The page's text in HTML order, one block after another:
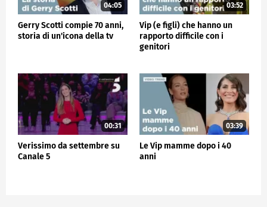
04:05
Gerry Scotti compie 70 anni,
storia di un'icona della tv
03:52
Vip (e figli) che hanno un
rapporto difficile con i
genitori
00:31
Verissimo da settembre su
Canale 5
03:39
Le Vip mamme dopo i 40
anni